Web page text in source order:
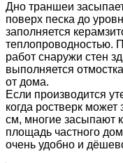
Дно траншеи
поверх песка до
заполняется
теплопроводностью.
работ снаружи стен
выполняется
от дома.
Если производится
когда ростверк
см, многие засыпают
площадь частного
очень удобно и